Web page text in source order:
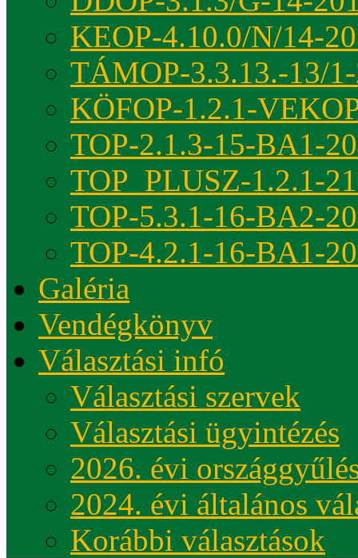
KEOP-4.10.0/N/14-
TÁMOP-3.3.13.-13/
KÖFOP-1.2.1-
TOP-2.1.3-15-BA1-
TOP_PLUSZ-1.2.1-
TOP-5.3.1-16-BA2-
TOP-4.2.1-16-BA1-
Galéria
Vendégkönyv
Választási infó
Választási szervek
Választási ügyintézés
2026. évi
2024. évi általános
Korábbi választások